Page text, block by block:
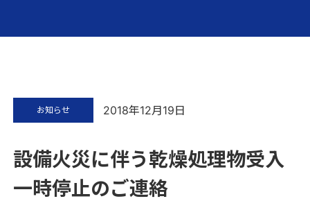
設備火災に伴う乾燥処理物受入
一時停止のご連絡
お知らせ 2018年12月19日